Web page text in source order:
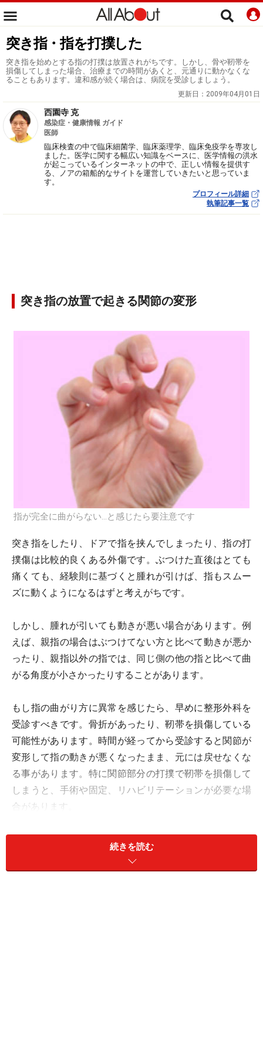
突き指・指を打撲した
突き指を始めとする指の打撲は放置されがちです。しかし、骨や靭帯を
損傷してしまった場合、治療までの時間があくと、元通りに動かなくな
ることもあります。違和感が続く場合は、病院を受診しましょう。
更新日： 2009年04月01日
西園寺 克
感染症・健康情報 ガイド
医師
臨床検査の中で臨床細菌学、臨床薬理学、臨床免疫学を専攻し
ました。医学に関する幅広い知識をベースに、医学情報の洪水
が起こっているインターネットの中で、正しい情報を提供す
る、ノアの箱船的なサイトを運営していきたいと思っていま
す。
プロフィール詳細
執筆記事一覧
突き指の放置で起きる関節の変形
指が完全に曲がらない…と感じたら要注意です
突き指をしたり、ドアで指を挟んでしまったり、指の打
撲傷は比較的良くある外傷です。ぶつけた直後はとても
痛くても、経験則に基づくと腫れが引けば、指もスムー
ズに動くようになるはずと考えがちです。
しかし、腫れが引いても動きが悪い場合があります。例
えば、親指の場合はぶつけてない方と比べて動きが悪か
ったり、親指以外の指では、同じ側の他の指と比べて曲
がる角度が小さかったりすることがあります。
もし指の曲がり方に異常を感じたら、早めに整形外科を
受診すべきです。骨折があったり、靭帯を損傷している
可能性があります。時間が経ってから受診すると関節が
変形して指の動きが悪くなったまま、元には戻せなくな
る事があります。特に関節部分の打撲で靭帯を損傷して
しまうと、手術や固定、リハビリテーションが必要な場
合があります。
ひどくぶつけてしまった場合や、腫れがひどい場合、指
続きを読む